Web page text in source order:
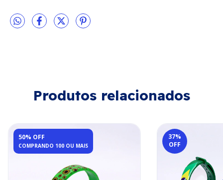
Produtos relacionados
50% OFF
COMPRANDO 100 OU MAIS
37%
OFF